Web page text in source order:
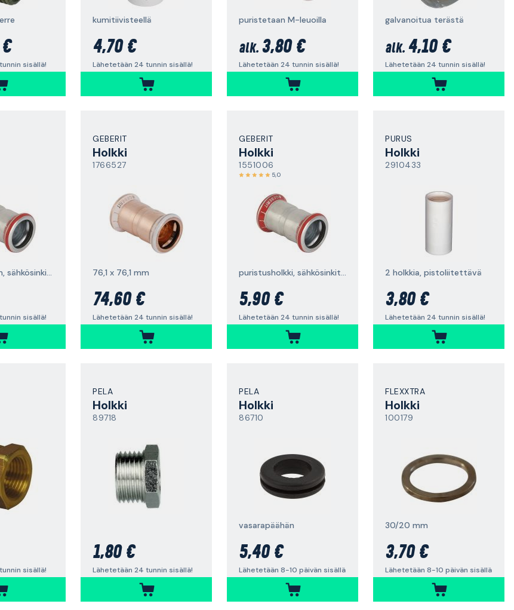
sisällä!
kumitiivisteellä
4,70 €
Lähetetään 24 tunnin sisällä!
puristetaan M-leuoilla
alk. 3,80 €
Lähetetään 24 tunnin sisällä!
galvanoitua terästä
alk. 4,10 €
Lähetetään 24 tunnin sisällä!
76,1 x 76,1 mm, sähkösinkitty
sisällä!
GEBERIT
Holkki
1766527
76,1 x 76,1 mm
74,60 €
Lähetetään 24 tunnin sisällä!
GEBERIT
Holkki
1551006
5,0
puristusholkki, sähkösinkitty
5,90 €
Lähetetään 24 tunnin sisällä!
PURUS
Holkki
2910433
2 holkkia, pistoliitettävä
3,80 €
Lähetetään 24 tunnin sisällä!
sisällä!
PELA
Holkki
89718
1,80 €
Lähetetään 24 tunnin sisällä!
PELA
Holkki
86710
vasarapäähän
5,40 €
Lähetetään 8-10 päivän sisällä
FLEXXTRA
Holkki
100179
30/20 mm
3,70 €
Lähetetään 8-10 päivän sisällä